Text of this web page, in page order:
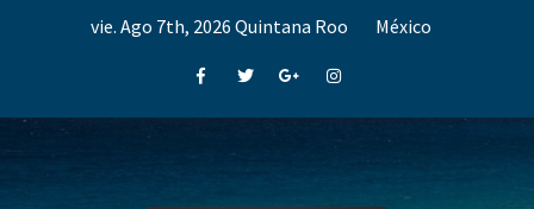
vie. Ago 7th, 2026 Quintana Roo México
FacebookTwitterGoogle+Instagram